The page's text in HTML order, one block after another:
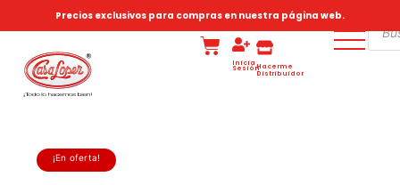
Precios exclusivos para compras en nuestra página web.
Inicia
SesiónHacerme
Distribuidor
¡En oferta!